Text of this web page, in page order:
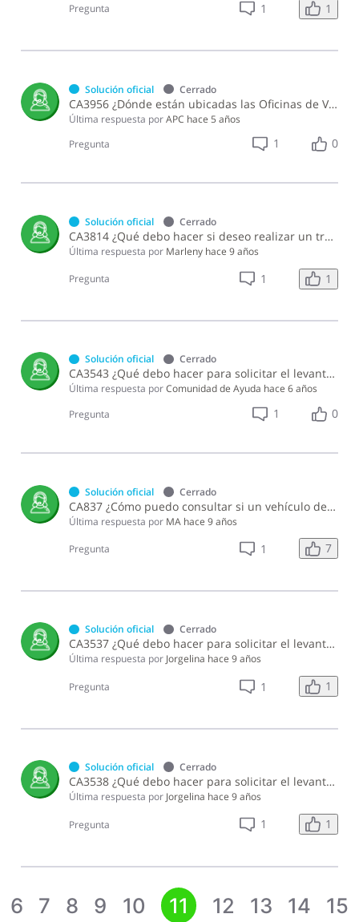
Pregunta 1 1
Solución oficial Cerrado
CA3956 ¿Dónde están ubicadas las Oficinas de Vehículos de Motor?
Última respuesta porAPC hace 5 años
Pregunta
1 0
Solución oficial Cerrado
CA3814 ¿Qué debo hacer si deseo realizar un trámite (traspaso, levantamiento de oposición, otros) que requiere presentar la matrícula original y la misma se encuentra plastificada?
Última respuesta por Marleny hace 9 años
Pregunta 1 1
Solución oficial Cerrado
CA3543 ¿Qué debo hacer para solicitar el levantamiento de oposición de un vehículo de motor por no renovación de marbete?
Última respuesta porComunidad de Ayuda hace 6 años
Pregunta
1 0
Solución oficial Cerrado
CA837 ¿Cómo puedo consultar si un vehículo de motor posee oposición?
Última respuesta por MA hace 9 años
Pregunta 1 7
Solución oficial Cerrado
CA3537 ¿Qué debo hacer para solicitar el levantamiento de oposición de un vehículo de motor por ordenanza o sentencia del juez?
Última respuesta por Jorgelina hace 9 años
Pregunta 1 1
Solución oficial Cerrado
CA3538 ¿Qué debo hacer para solicitar el levantamiento de oposición de un vehículo de motor que fue robado?
Última respuesta por Jorgelina hace 9 años
Pregunta 1 1
6 7 8 9 10 11 12 13 14 15